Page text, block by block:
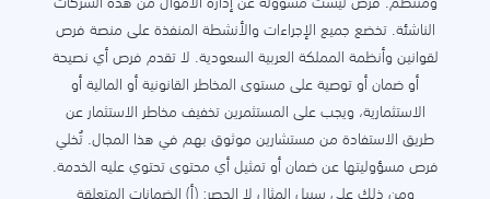
الناشئة. تخضع جميع الإجراءات والأنشطة المنفذة على منصة فرص
لقوانين وأنظمة المملكة العربية السعودية. لا تقدم فرص أي نصيحة
أو ضمان أو توصية على مستوى المخاطر القانونية أو المالية أو
الاستثمارية، ويجب على المستثمرين تخفيف مخاطر الاستثمار عن
طريق الاستفادة من مستشارين موثوق بهم في هذا المجال. تُخلي
فرص مسؤوليتها عن ضمان أو تمثيل أي محتوى تحتوي عليه الخدمة.